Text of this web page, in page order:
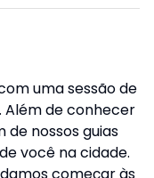
uma sessão de
Além de conhecer
de nossos guias
você na cidade.